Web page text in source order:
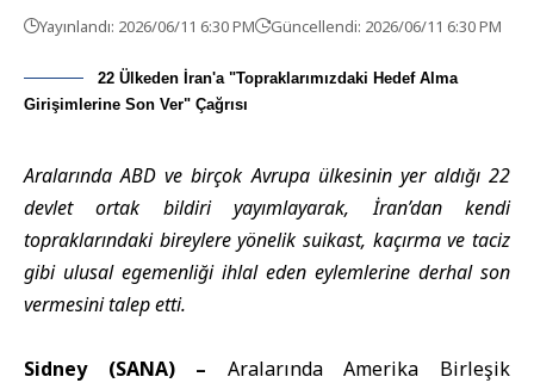
Yayınlandı: 2026/06/11 6:30 PM Güncellendi: 2026/06/11 6:30 PM
22 Ülkeden İran'a "Topraklarımızdaki Hedef Alma
Girişimlerine Son Ver" Çağrısı
Aralarında ABD ve birçok Avrupa ülkesinin yer aldığı 22
devlet ortak bildiri yayımlayarak, İran’dan kendi
topraklarındaki bireylere yönelik suikast, kaçırma ve taciz
gibi ulusal egemenliği ihlal eden eylemlerine derhal son
vermesini talep etti.
Sidney (SANA) – Aralarında Amerika Birleşik